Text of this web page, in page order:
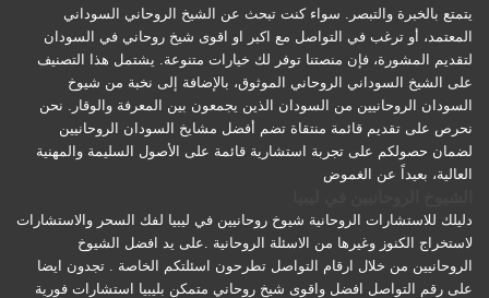
يتمتع بالخبرة والتبصر. سواء كنت تبحث عن الشيخ الروحاني السوداني
المعتمد، أو ترغب في التواصل مع اكبر او اقوى شيخ روحاني في السودان
لتقديم المشورة، فإن منصتنا توفر لك خيارات متنوعة. يشتمل هذا التصنيف
على الشيخ السوداني الروحاني الموثوق، بالإضافة إلى نخبة من شيوخ
السودان الروحانيين من السودان الذين يجمعون بين المعرفة والوقار. نحن
نحرص على تقديم قائمة منتقاة تضم أفضل مشايخ السودان الروحانيين
لضمان حصولكم على تجربة استشارية قائمة على الأصول السليمة والمهنية
العالية، بعيداً عن الغموض
دليلك للاستشارات الروحانية شيوخ روحانيين في ليبيا لفك السحر والاستشارات
لاستخراج الكنوز وغيرها من الاسئلة الروحانية .على يد افضل الشيوخ
الروحانيين من خلال ارقام التواصل تطرحون اسئلتكم الخاصة . تجدون ايضا
على رقم التواصل افضل واقوى شيخ روحاني متمكن بليبيا استشارات فورية